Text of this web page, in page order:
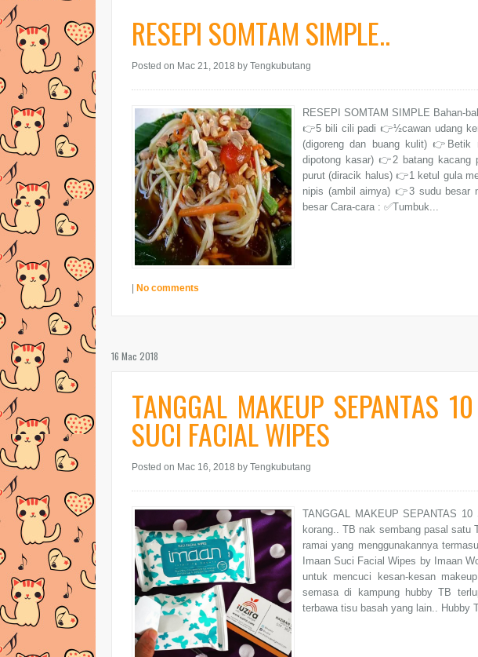
RESEPI SOMTAM SIMPLE..
Posted on Mac 21, 2018 by Tengkubutang
RESEPI SOMTAM SIMPLE Bahan-
👉5 bili cili padi 👉½cawan udang
(digoreng dan buang kulit)
dipotong kasar) 👉2 batang kacang
purut (diracik halus) 👉1 ketul gula
nipis (ambil airnya) 👉3 sudu besar
besar Cara-cara : ✅Tumbuk...
No comments
16 Mac 2018
TANGGAL MAKEUP SEPANTAS
SUCI FACIAL WIPES
Posted on Mac 16, 2018 by Tengkubutang
TANGGAL MAKEUP SEPANTAS
korang.. TB nak sembang pasal satu
ramai yang menggunakannya
Imaan Suci Facial Wipes by Imaan
untuk mencuci kesan-kesan
semasa di kampung hubby TB
terbawa tisu basah yang lain.. Hubby